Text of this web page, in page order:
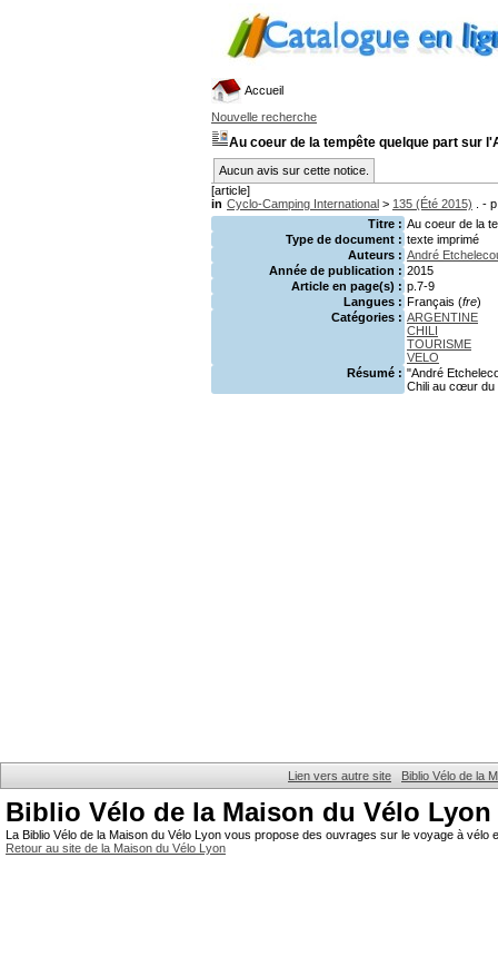
Accueil
Nouvelle recherche
Au coeur de la tempête quelque part sur
Aucun avis sur cette notice.
[article]
in Cyclo-Camping International > 135 (Été 2015) . -
Titre : Au coeur de la
Type de document : texte imprimé
Auteurs : André
Année de publication : 2015
Article en page(s) : p.7-9
Langues : Français (fre)
Catégories : ARGENTINE
CHILI
TOURISME
VELO
Résumé : "André
Chili au cœur du
Lien vers autre site Biblio Vélo de la
Biblio Vélo de la Maison du Vélo Lyon
La Biblio Vélo de la Maison du Vélo Lyon vous propose des ouvrages sur le voyage à
Retour au site de la Maison du Vélo Lyon